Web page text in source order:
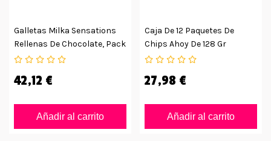
Galletas Milka Sensations
Rellenas De Chocolate, Pack
De 12
42,12 €
Añadir al carrito
Caja De 12 Paquetes De
Chips Ahoy De 128 Gr
27,98 €
Añadir al carrito